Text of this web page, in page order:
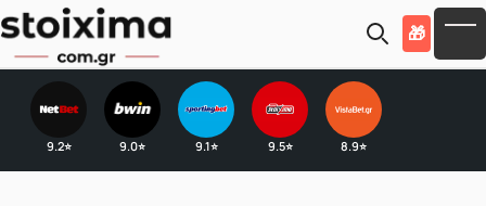
Skip to main content
🎁
9.2⭐ 9.0⭐ 9.1⭐ 9.5⭐ 8.9⭐